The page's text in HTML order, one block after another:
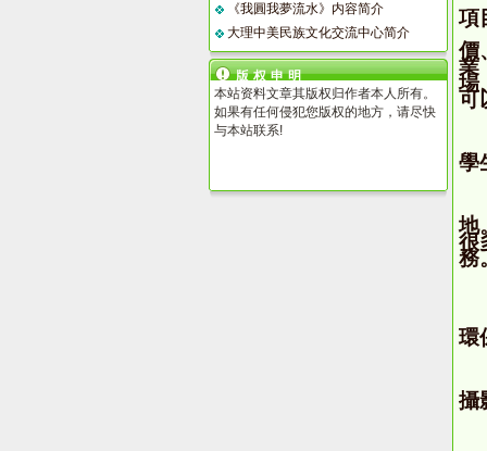
《我圓我夢流水》内容简介
大理中美民族文化交流中心简介
版权申明
本站资料文章其版权归作者本人所有。
如果有任何侵犯您版权的地方，请尽快
与本站联系!
項
價
業
場
可
學
地
很
務
環
攝